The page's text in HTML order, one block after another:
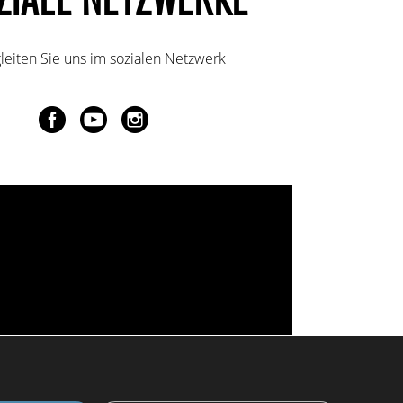
Sie uns im sozialen Netzwerk